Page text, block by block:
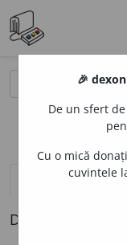
definiții (1)
Definiția cu ID-ul
🎉
De un sfert
Cu o mică
cuvintele